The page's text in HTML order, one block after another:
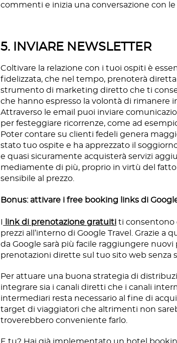
commenti e inizia una conversazione con
5. INVIARE NEWSLETTER
Coltivare la relazione con i tuoi ospiti è
fidelizzata, che nel tempo, prenoterà
strumento di marketing diretto che ti
che hanno espresso la volontà di rimanere
Attraverso le email puoi inviare
per festeggiare ricorrenze, come ad
Poter contare su clienti fedeli genera
stato tuo ospite e ha apprezzato il
e quasi sicuramente acquisterà servizi
mediamente di più, proprio in virtù del fatto
sensibile al prezzo.
Bonus: attivare i free booking links di
link di prenotazione gratuiti ti consentono
prezzi all’interno di Google Travel. Grazie
da Google sarà più facile raggiungere
prenotazioni dirette sul tuo sito web senza
Per attuare una buona strategia di
integrare sia i canali diretti che i canali
intermediari resta necessario al fine di
target di viaggiatori che altrimenti non
troverebbero conveniente farlo.
E tu? Hai già implementato un hotel